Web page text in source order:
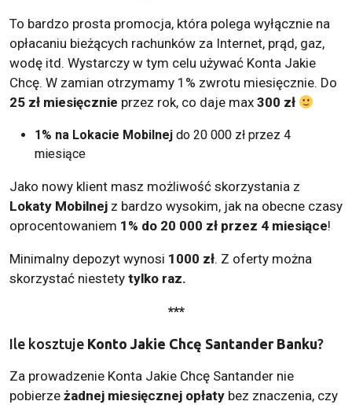
To bardzo prosta promocja, która polega wyłącznie na
opłacaniu bieżących rachunków za Internet, prąd, gaz,
wodę itd. Wystarczy w tym celu używać Konta Jakie
Chcę. W zamian otrzymamy 1% zwrotu miesięcznie. Do
25 zł miesięcznie przez rok, co daje max 300 zł
1% na Lokacie Mobilnej do 20 000 zł przez 4
miesiące
Jako nowy klient masz możliwość skorzystania z
Lokaty Mobilnej z bardzo wysokim, jak na obecne czasy
oprocentowaniem 1% do 20 000 zł przez 4 miesiące!
Minimalny depozyt wynosi 1000 zł. Z oferty można
skorzystać niestety tylko raz.
***
Ile kosztuje Konto Jakie Chcę Santander Banku?
Za prowadzenie Konta Jakie Chcę Santander nie
pobierze żadnej miesięcznej opłaty bez znaczenia, czy